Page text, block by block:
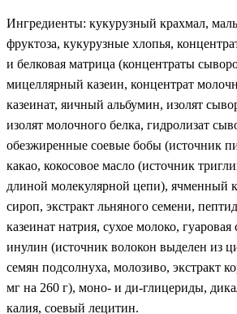
Ингредиенты: кукурузный крахмал,
фруктоза, кукурузные хлопья,
и белковая матрица (концентраты
мицеллярный казеин, концентрат
казеинат, яичный альбумин, изолят
изолят молочного белка, гидролизат
обезжиренные соевые бобы (источник
какао, кокосовое масло (источник
длиной молекулярной цепи), ячменный
сироп, экстракт льняного семени,
казеинат натрия, сухое молоко,
инулин (источник волокон выделен из
семян подсолнуха, молозиво, экстракт
мг на 260 г), моно- и ди-глицериды,
калия, соевый лецитин.